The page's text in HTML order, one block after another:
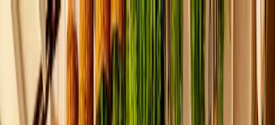
Servizi
Pubblicità su Google
SEO Social Media
Design
Sito Web
Chi Siamo
Case Study
Approfondimenti
Strumenti